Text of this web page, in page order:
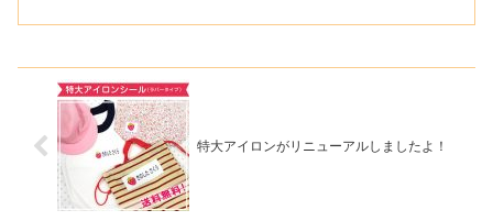
特大アイロンがリニューアルしましたよ！